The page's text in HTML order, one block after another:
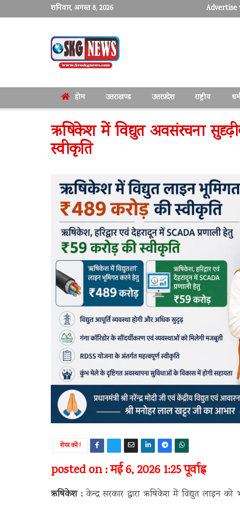
शनिवार, अगस्त 8, 2026
होम उत्तराखण्ड उत्तरप्रदेश राष्ट्रीय
ऋषिकेश में विद्युत अवसंरचना
स्वीकृति
शेयर करें !
posted on : मई 6, 2026 1:25 पूर्वाह्न
ऋषिकेश : केन्द्र सरकार द्वारा ऋषिकेश में विद्युत लाइन